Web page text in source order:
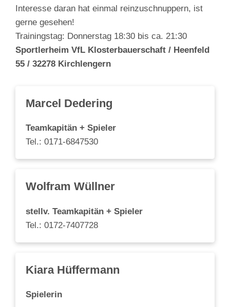
Interesse daran hat einmal reinzuschnuppern, ist
gerne gesehen!
Trainingstag: Donnerstag 18:30 bis ca. 21:30
Sportlerheim VfL Klosterbauerschaft / Heenfeld
55 / 32278 Kirchlengern
Marcel Dedering
Teamkapitän + Spieler
Tel.: 0171-6847530
Wolfram Wüllner
stellv. Teamkapitän + Spieler
Tel.: 0172-7407728
Kiara Hüffermann
Spielerin